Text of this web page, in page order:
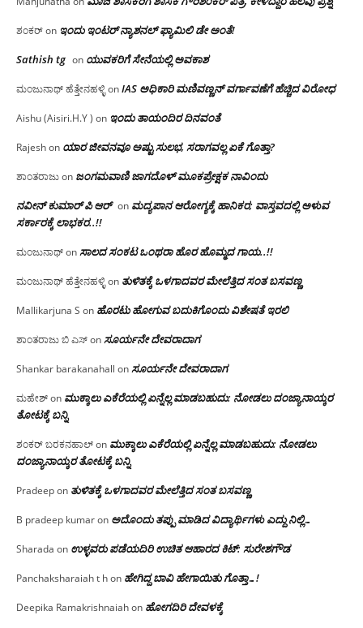
ಶಂಕರ್on ಇಂದು ಇಂಟರ್ ನ್ಯಾಶನಲ್ ಫ್ಯಾಮಿಲಿ ಡೇ ಅಂತೆ!
Sathish tg on ಯುವಕರಿಗೆ ಸೇನೆಯಲ್ಲಿ ಅವಕಾಶ
ಮಂಜುನಾಥ್ ಹೆತ್ತೇನಹಳ್ಳಿonIAS ಅಧಿಕಾರಿ ಮಣಿವಣ್ಣನ್ ವರ್ಗಾವಣೆಗೆ ಹೆಚ್ಚಿದ‌ ವಿರೋಧ
Aishu (Aisiri.H.Y ) on ಇಂದು ತಾಯಂದಿರ ದಿನವಂತೆ
Rajeshon ಯಾರ ಜೀವನವೂ ಅಷ್ಟು ಸುಲಭ, ಸರಾಗವಲ್ಲ ಏಕೆ ಗೊತ್ತಾ?
ಶಾಂತರಾಜುon ಜಂಗಮವಾಣಿ ಜಾಗದೊಳ್ ಮೂಕಪ್ರೇಕ್ಷಕ ನಾವಿಂದು
ನವೀನ್ ಕುಮಾರ್ ಪಿ ಆರ್ on ಮದ್ಯಪಾನ ಆರೋಗ್ಯಕ್ಕೆ ಹಾನಿಕರ; ವಾಸ್ತವದಲ್ಲಿ ಅಳುವ
ಸರ್ಕಾರಕ್ಕೆ ಲಾಭಕರ..!!
ಮಂಜುನಾಥ್onಸಾಲದ ಸಂಕಟ ಒಂಥರಾ ಹೊರ ಹೊಮ್ಮದ ಗಾಯ..!!
ಮಂಜುನಾಥ್ ಹೆತ್ತೇನಹಳ್ಳಿon ತುಳಿತಕ್ಕೆ ಒಳಗಾದವರ ಮೇಲೆತ್ತಿದ ಸಂತ ಬಸವಣ್ಣ
Mallikarjuna S on ಹೊರಟು ಹೋಗುವ ಬದುಕಿಗೊಂದು ವಿಶೇಷತೆ ಇರಲಿ
ಶಾಂತರಾಜು ಬಿ ಎಸ್onಸೂರ್ಯನೇ ದೇವರಾದಾಗ
Shankar barakanahall onಸೂರ್ಯನೇ ದೇವರಾದಾಗ
ಮಹೇಶ್on ಮುಕ್ಕಾಲು ಎಕೆರೆಯಲ್ಲಿ ಏನ್ನೆಲ್ಲ‌ ಮಾಡಬಹುದು: ನೋಡಲು ದಂಜ್ಯಾನಾಯ್ಕರ
ತೋಟಕ್ಕೆ ಬನ್ನಿ
ಶಂಕರ್ ಬರಕನಹಾಲ್on ಮುಕ್ಕಾಲು ಎಕೆರೆಯಲ್ಲಿ ಏನ್ನೆಲ್ಲ‌ ಮಾಡಬಹುದು: ನೋಡಲು
ದಂಜ್ಯಾನಾಯ್ಕರ ತೋಟಕ್ಕೆ ಬನ್ನಿ
Pradeepon ತುಳಿತಕ್ಕೆ ಒಳಗಾದವರ ಮೇಲೆತ್ತಿದ ಸಂತ ಬಸವಣ್ಣ
B pradeep kumaron ಅದೊಂದು ತಪ್ಪು ಮಾಡಿದ ವಿದ್ಯಾರ್ಥಿಗಳು ಎದ್ದು ನಿಲ್ಲಿ…
Sharada on ಉಳ್ಳವರು ಪಡೆಯದಿರಿ ಉಚಿತ ಆಹಾರದ ಕಿಟ್: ಸುರೇಶಗೌಡ
Panchaksharaiah t hon ಹೇಗಿದ್ದ ಬಾವಿ ಹೇಗಾಯಿತು ಗೊತ್ತಾ…!
Deepika Ramakrishnaiahon ಹೋಗದಿರಿ ದೇವಳಕ್ಕೆ